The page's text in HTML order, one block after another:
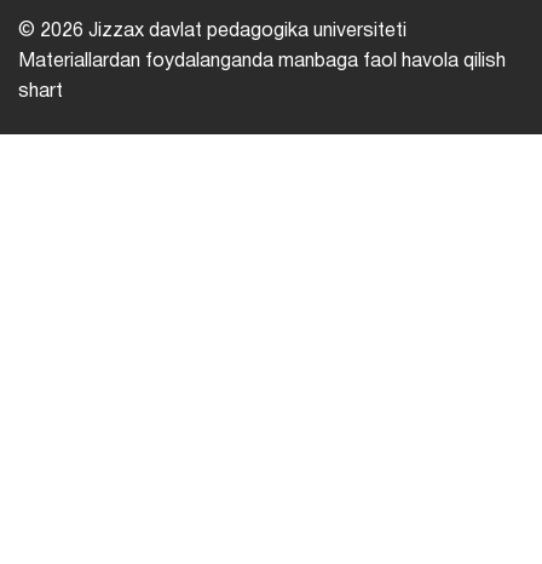
© 2026 Jizzax davlat pedagogika universiteti
Materiallardan foydalanganda manbaga faol havola qilish
shart